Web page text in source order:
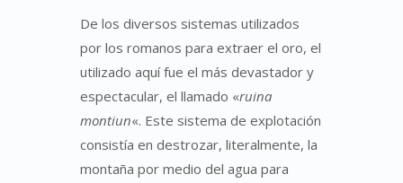
De los diversos sistemas utilizados
por los romanos para extraer el oro, el
utilizado aquí fue el más devastador y
espectacular, el llamado «ruina
montiun«. Este sistema de explotación
consistía en destrozar, literalmente, la
montaña por medio del agua para